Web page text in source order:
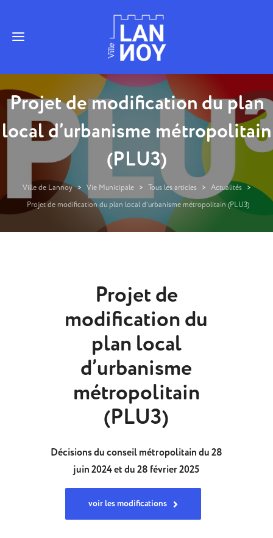
Projet de modification du plan
local d’urbanisme métropolitain
(PLU3)
Ville de Lannoy > Vie Municipale > Tous les articles > Actualités
>
Projet de modification du plan local d’urbanisme métropolitain (PLU3)
Projet de
modification du
plan local
d’urbanisme
métropolitain
(PLU3)
Décisions du conseil métropolitain du 28
juin 2024 et du 28 février 2025
voir les modifications